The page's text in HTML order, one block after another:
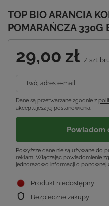
TOP BIO ARANCIA
POMARAŃCZA
29,00 zł / szt.
Twój adres e-mail
Dane są przetwarzane zgodnie z
akceptujesz jej postanowienia.
Powiadom
Powyższe dane nie są używane do
reklam. Włączając powiadomienie
jednorazowo informacji o
Produkt niedostępny
Bezpieczne zakupy